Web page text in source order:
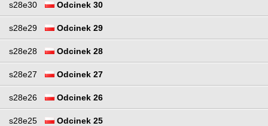
s28e30 Odcinek 30
s28e29 Odcinek 29
s28e28 Odcinek 28
s28e27 Odcinek 27
s28e26 Odcinek 26
s28e25 Odcinek 25